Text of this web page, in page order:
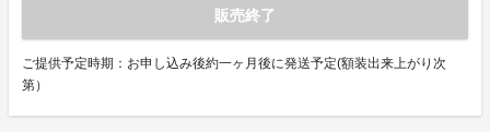
販売終了
ご提供予定時期：お申し込み後約一ヶ月後に発送予定(額装出来上がり次
第）